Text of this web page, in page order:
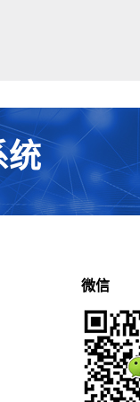
统
微信